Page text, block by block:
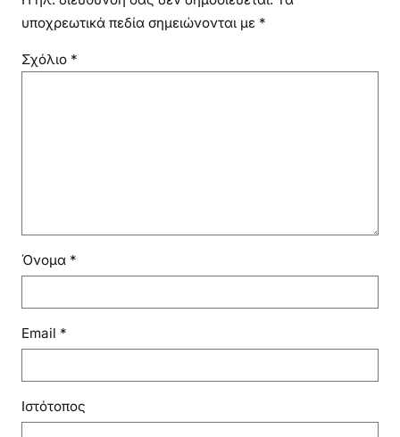
υποχρεωτικά πεδία σημειώνονται με *
Σχόλιο *
Όνομα *
Email *
Ιστότοπος